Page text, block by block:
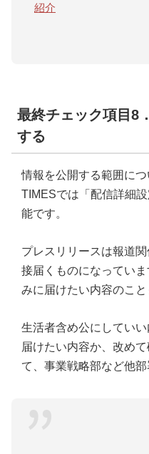
紹介
最終チェック項目8
する
情報を公開する範囲に
TIMESでは「配信詳細
能です。
プレスリリースは報道
接届くものになってい
みに届けたい内容のこと
生活者含め公にしてい
届けたい内容か、改め
て、事業戦略部など他